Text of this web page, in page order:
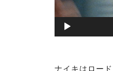
ナイキはロー